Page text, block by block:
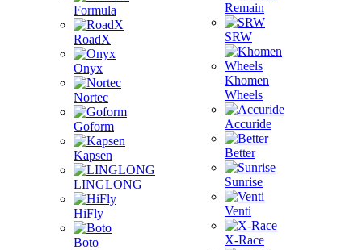
Formula
RoadX
Onyx
Nortec
Goform
Kapsen
LINGLONG
HiFly
Boto
Remain
SRW
Khomen
Wheels
Accuride
Better
Sunrise
Venti
X-Race